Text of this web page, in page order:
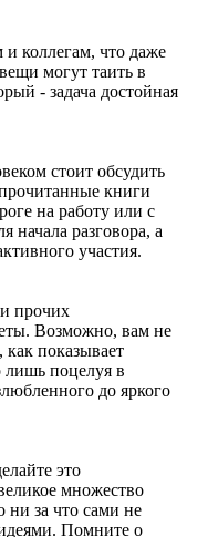
коллегам, что даже
могут таить в
- задача достойная
стоит обсудить
книги
на работу или с
начала разговора, а
участия.
прочих
Возможно, вам не
как показывает
лишь поцелуя в
до яркого
это
множество
ни за что сами не
Помните о